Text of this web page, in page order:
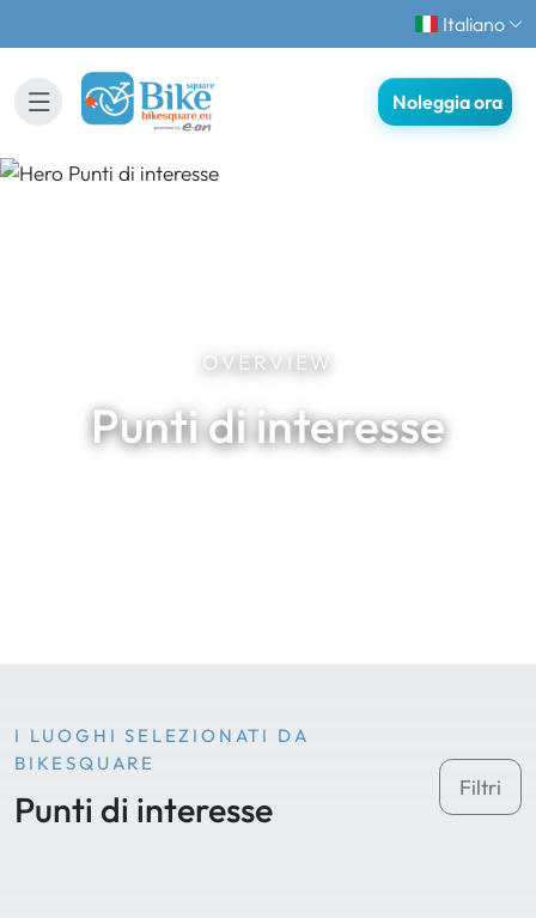
Italiano
Noleggia ora
OVERVIEW
Punti di interesse
I LUOGHI SELEZIONATI DA
BIKESQUARE
Punti di interesse
Filtri